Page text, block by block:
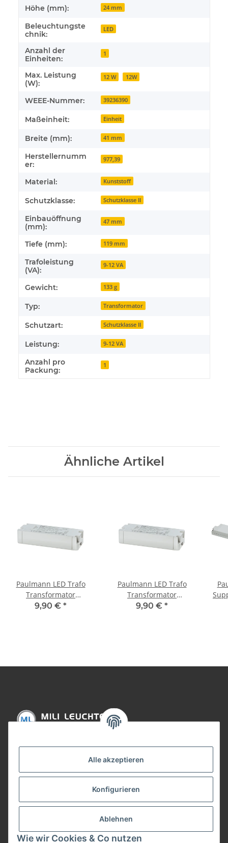
Alle akzeptieren
Konfigurieren
Ablehnen
Wie wir Cookies & Co nutzen
Höhe (mm): 24 mm
Beleuchtungste
chnik:
LED
Anzahl der
Einheiten:
1
Max. Leistung
(W):
12 W 12W
WEEE-Nummer: 39236390
Maßeinheit: Einheit
Breite (mm): 41 mm
Herstellernumm
er:
977,39
Material: Kunststoff
Schutzklasse: Schutzklasse II
Einbauöffnung
(mm):
47 mm
Tiefe (mm): 119 mm
Trafoleistung
(VA):
9-12 VA
Gewicht: 133 g
Typ: Transformator
Schutzart: Schutzklasse II
Leistung: 9-12 VA
Anzahl pro
Packung:
1
Ähnliche Artikel
Paulmann LED Trafo
Transformator
Konstantstrom 350mA
9,90 € *
Paulmann LED Trafo
Transformator
Konstantstrom 350mA
9,90 € *
Gesetzliche Informationen
Bezahlung